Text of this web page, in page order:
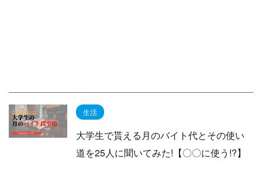
生活
大学生で貰える月のバイト代とその使い
道を25人に聞いてみた!【〇〇に使う!?】